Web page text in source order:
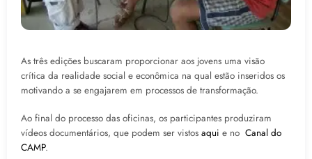
As três edições buscaram proporcionar aos jovens uma visão
crítica da realidade social e econômica na qual estão inseridos os
motivando a se engajarem em processos de transformação.
Ao final do processo das oficinas, os participantes produziram
vídeos documentários, que podem ser vistos aqui e no Canal do
CAMP.